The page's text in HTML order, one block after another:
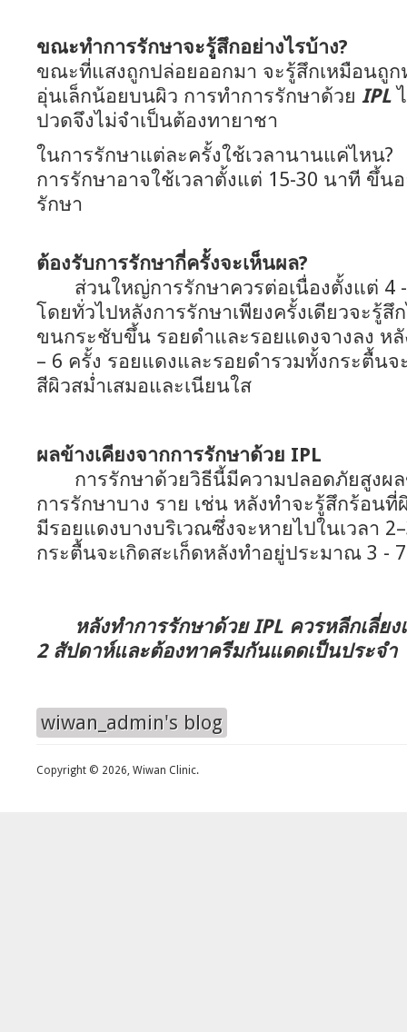
ขณะทำการรักษาจะรู้สึกอย่างไรบ้าง?
ขณะที่แสงถูกปล่อยออกมา จะรู้สึกเหมือนถูก
อุ่นเล็กน้อยบนผิว การทำการรักษาด้วย IPL
ปวดจึงไม่จำเป็นต้องทายาชา
ในการรักษาแต่ละครั้งใช้เวลานานแค่ไหน?
การรักษาอาจใช้เวลาตั้งแต่ 15-30 นาที ขึ้น
รักษา
ต้องรับการรักษากี่ครั้งจะเห็นผล?
ส่วนใหญ่การรักษาควรต่อเนื่องตั้งแต่ 4 -
โดยทั่วไปหลังการรักษาเพียงครั้งเดียวจะรู้สึ
ขนกระชับขึ้น รอยดำและรอยแดงจางลง ห
– 6 ครั้ง รอยแดงและรอยดำรวมทั้งกระตื้นจ
สีผิวสม่ำเสมอและเนียนใส
ผลข้างเคียงจากการรักษาด้วย IPL
การรักษาด้วยวิธีนี้มีความปลอดภัยสูงผล
การรักษาบาง ราย เช่น หลังทำจะรู้สึกร้อน
มีรอยแดงบางบริเวณซึ่งจะหายไปในเวลา
กระตื้นจะเกิดสะเก็ดหลังทำอยู่ประมาณ 3 -
หลังทำการรักษาด้วย IPL ควรหลีกเลี่ย
2 สัปดาห์และต้องทาครีมกันแดดเป็นประจำ
wiwan_admin's blog
Copyright © 2026, Wiwan Clinic.